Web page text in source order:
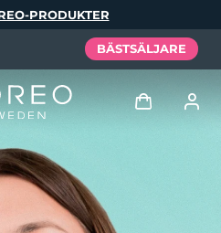
PRODUKTER
BÄSTSÄLJARE
Användarprofil